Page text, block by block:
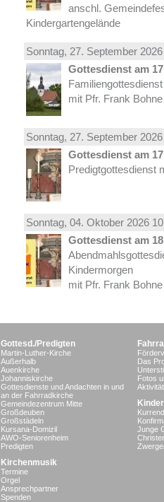
anschl.
Kindergartengelände
Sonntag, 27. September
Gottesdienst am
mit Pfr. Frank
Sonntag, 27. September
Gottesdienst am
Predigtgottesdienst
Sonntag, 04. Oktober 2026
Gottesdienst am
Kindermorgen
mit Pfr. Frank Bohne
Gottesd./Predigten
Martin-Luther-Kirche
Außerhalb
Auenkirche
Johanniskirche
Gottesdienste und Andachten in und
an der Fahrradkirche
Gemeindezentrum Mitte
Großdeuben
Großstädeln
Kursana-Domizil
AWO-Seniorenheim
Predigten
Kirchenmusik
Termine
Orgel
Ansprechpartner
Spenden
Das
Fotos
Junge